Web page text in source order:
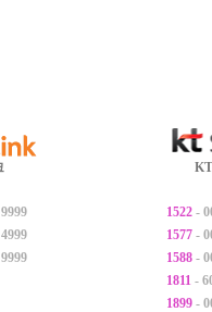
1522-
1577-
1588-
1811 -
1899-